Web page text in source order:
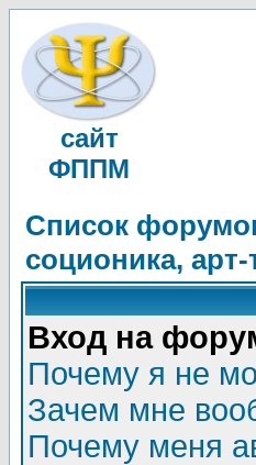
сайт
ФППМ
Список
соционика,
Вход на
Почему я не
Зачем мне
Почему меня